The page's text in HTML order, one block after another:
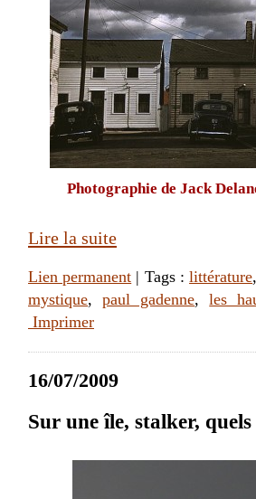
Photographie de Jack
Lire la suite
Lien permanent | Tags :littérature
mystique,paul gadenne,les
Imprimer
16/07/2009
Sur une île, stalker,